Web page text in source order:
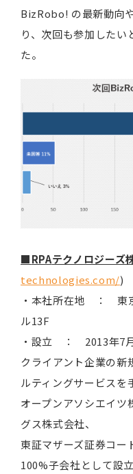
BizRobo! の最新動向
り、次回も参加したい
た。
■RPAテクノロジーズ
technologies.com/)
・本社所在地 ： 東
ル13F
・設立 ： 2013年7
クライアント企業の新
ルティングサービスを
オープンアソシエイツ
グス株式会社、
東証マザーズ証券コー
100%子会社として設立